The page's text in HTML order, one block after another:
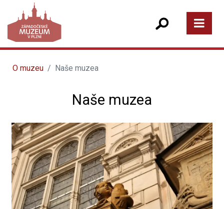
O muzeu Naše muzea
Naše muzea